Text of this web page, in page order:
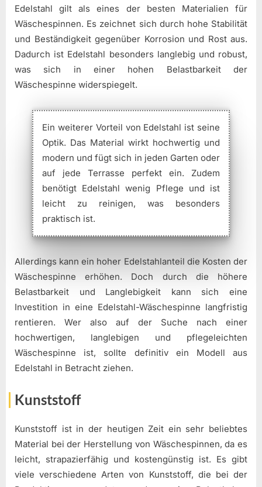
Edelstahl gilt als eines der besten Materialien für
Wäschespinnen. Es zeichnet sich durch hohe Stabilität
und Beständigkeit gegenüber Korrosion und Rost aus.
Dadurch ist Edelstahl besonders langlebig und robust,
was sich in einer hohen Belastbarkeit der
Wäschespinne widerspiegelt.
Ein weiterer Vorteil von Edelstahl ist seine
Optik. Das Material wirkt hochwertig und
modern und fügt sich in jeden Garten oder
auf jede Terrasse perfekt ein. Zudem
benötigt Edelstahl wenig Pflege und ist
leicht zu reinigen, was besonders
praktisch ist.
Allerdings kann ein hoher Edelstahlanteil die Kosten der
Wäschespinne erhöhen. Doch durch die höhere
Belastbarkeit und Langlebigkeit kann sich eine
Investition in eine Edelstahl-Wäschespinne langfristig
rentieren. Wer also auf der Suche nach einer
hochwertigen, langlebigen und pflegeleichten
Wäschespinne ist, sollte definitiv ein Modell aus
Edelstahl in Betracht ziehen.
Kunststoff
Kunststoff ist in der heutigen Zeit ein sehr beliebtes
Material bei der Herstellung von Wäschespinnen, da es
leicht, strapazierfähig und kostengünstig ist. Es gibt
viele verschiedene Arten von Kunststoff, die bei der